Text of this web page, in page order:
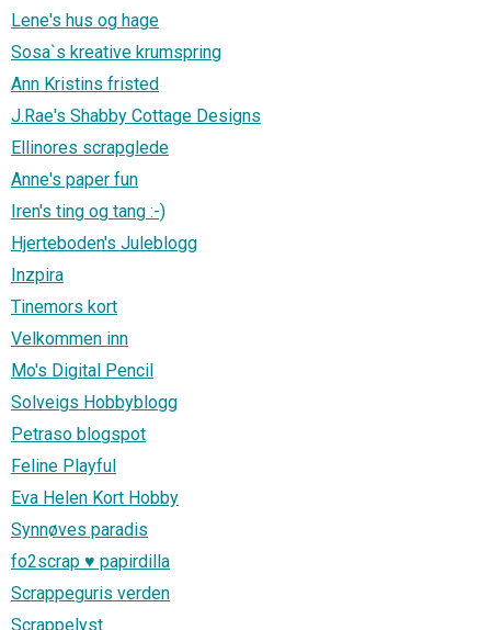
Lene's hus og hage
Sosa`s kreative krumspring
Ann Kristins fristed
J.Rae's Shabby Cottage Designs
Ellinores scrapglede
Anne's paper fun
Iren's ting og tang :-)
Hjerteboden's Juleblogg
Inzpira
Tinemors kort
Velkommen inn
Mo's Digital Pencil
Solveigs Hobbyblogg
Petraso blogspot
Feline Playful
Eva Helen Kort Hobby
Synnøves paradis
fo2scrap ♥ papirdilla
Scrappeguris verden
Scrappelyst